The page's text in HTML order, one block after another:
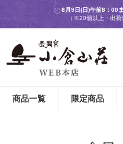
8月9日(日)午前8：00
（※20個以上・出荷
商品一覧 限定商品